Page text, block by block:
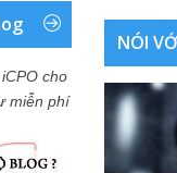
cho
miễn phí
NÓI